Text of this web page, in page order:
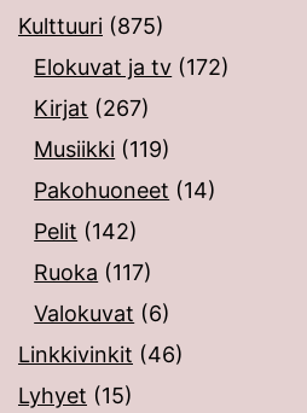
Kulttuuri (875)
Elokuvat ja tv (172)
Kirjat (267)
Musiikki (119)
Pakohuoneet (14)
Pelit (142)
Ruoka (117)
Valokuvat (6)
Linkkivinkit (46)
Lyhyet (15)